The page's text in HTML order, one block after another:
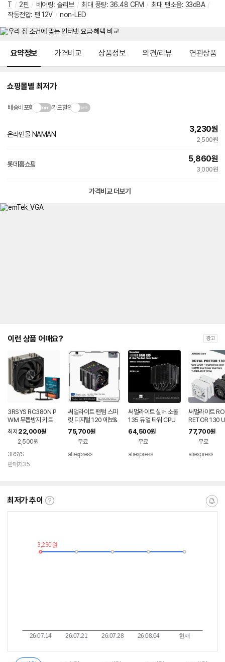
T / 2핀 / 베어링: 슬리브 / 최대 풍량: 36.48 CFM / 최대 팬소음: 33dBA /
작동전압: 팬 12V / non-LED
요약정보 가격비교 상품정보 의견/리뷰 연관상품
쇼핑몰별 최저가
배송비포함 카드할인
온라인몰 NAMAN
3,230원
2,500원
롯데홈쇼핑
5,860원
3,000원
가격비교 더보기
이런 상품 어때요? 광고
3RSYS RC380N P
WM 무뽑방지 키트
최저 22,000원
2,500원
3RSYS
판매처35
써멀라이트 팬텀 스피
릿 디지털 120 에보&
스노우 CPU 공랭 쿨
러 AGHP GEN5.0 7
히트파이프 듀얼 타워
듀얼 TL-K12 팬 포함
75,700원
무료
aliexpress
써멀라이트 실버 소울
135 듀얼 타워 CPU
공랭 쿨러 6 AGHP 히
트파이프 135MM 높
이 컴퓨터 데스크탑 팬
64,500원
무료
aliexpress
써멀라이트
RETOR 130
7 히트파이프
GEN4.0 역중
파이프 CPU
러,
AM5/4 지원
77,700원
무료
aliexpress
최저가 추이
최
이
란?
알